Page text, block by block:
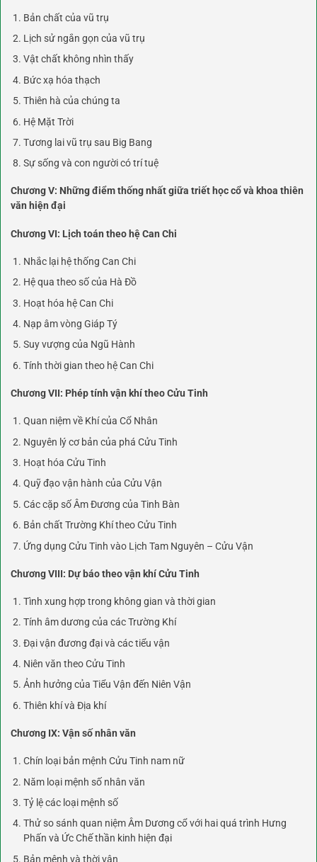
Bản chất của vũ trụ
Lịch sử ngắn gọn của vũ trụ
Vật chất không nhìn thấy
Bức xạ hóa thạch
Thiên hà của chúng ta
Hệ Mặt Trời
Tương lai vũ trụ sau Big Bang
Sự sống và con người có trí tuệ
Chương V: Những điểm thống nhất giữa triết học cổ và khoa thiên
văn hiện đại
Chương VI: Lịch toán theo hệ Can Chi
Nhắc lại hệ thống Can Chi
Hệ qua theo số của Hà Đồ
Hoạt hóa hệ Can Chi
Nạp âm vòng Giáp Tý
Suy vượng của Ngũ Hành
Tính thời gian theo hệ Can Chi
Chương VII: Phép tính vận khí theo Cửu Tinh
Quan niệm về Khí của Cổ Nhân
Nguyên lý cơ bản của phá Cửu Tinh
Hoạt hóa Cửu Tinh
Quỹ đạo vận hành của Cửu Vận
Các cặp số Âm Đương của Tinh Bàn
Bản chất Trường Khí theo Cửu Tinh
Ứng dụng Cửu Tinh vào Lịch Tam Nguyên – Cửu Vận
Chương VIII: Dự báo theo vận khí Cửu Tinh
Tình xung hợp trong không gian và thời gian
Tính âm dương của các Trường Khí
Đại vận đương đại và các tiểu vận
Niên văn theo Cửu Tinh
Ảnh hưởng của Tiểu Vận đến Niên Vận
Thiên khí và Địa khí
Chương IX: Vận số nhân văn
Chín loại bản mệnh Cửu Tinh nam nữ
Năm loại mệnh số nhân văn
Tỷ lệ các loại mệnh số
Thử so sánh quan niệm Âm Dương cổ với hai quá trình Hưng
Phấn và Ức Chế thần kinh hiện đại
Bản mệnh và thời vận